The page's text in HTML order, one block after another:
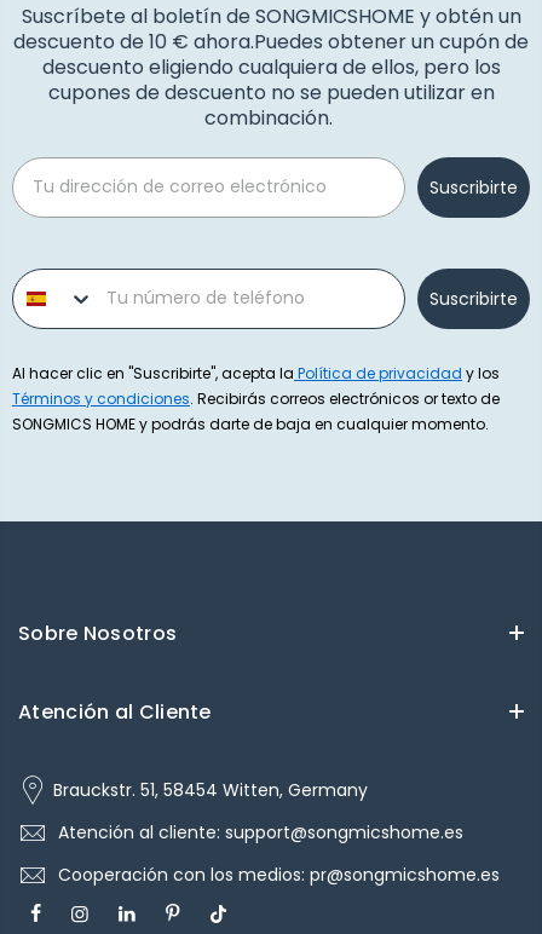
Suscríbete al boletín de SONGMICSHOME y obtén un
descuento de 10 € ahora.Puedes obtener un cupón de
descuento eligiendo cualquiera de ellos, pero los
cupones de descuento no se pueden utilizar en
combinación.
Email
Suscribirte
Phone number
Suscribirte
Al hacer clic en "Suscribirte", acepta la Política de privacidad y los
Términos y condiciones. Recibirás correos electrónicos or texto de
SONGMICS HOME y podrás darte de baja en cualquier momento.
Sobre Nosotros
Atención al Cliente
Brauckstr. 51, 58454 Witten, Germany
Atención al cliente: support@songmicshome.es
Cooperación con los medios: pr@songmicshome.es